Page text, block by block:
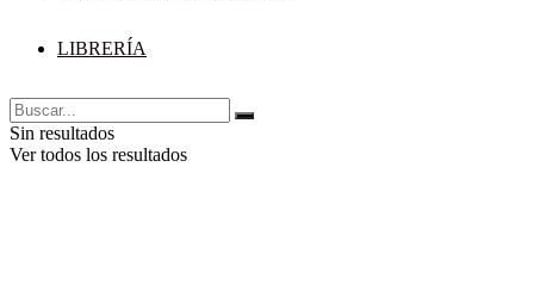
LIBRERÍA
Sin resultados
Ver todos los resultados